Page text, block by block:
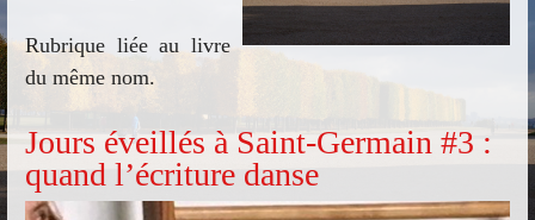
Rubrique liée au livre
du même nom.
Jours éveillés à Saint-Germain #3 :
quand l’écriture danse